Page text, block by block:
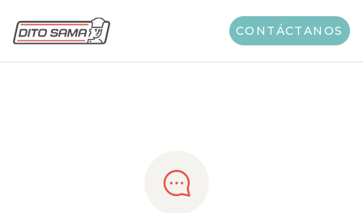
CONTÁCTANOS
Share